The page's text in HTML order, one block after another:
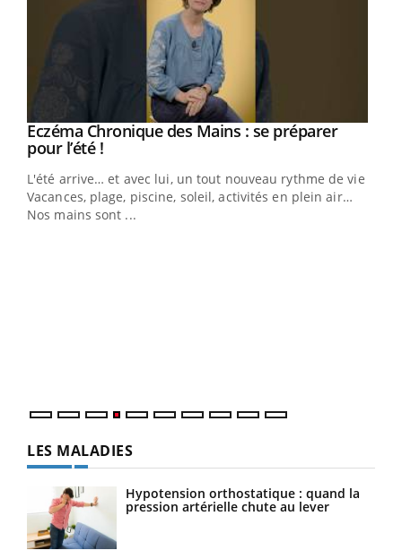
Youtube
Eczéma Chronique des Mains : se préparer
pour l’été !Youtube
L'été arrive… et avec lui, un tout nouveau rythme de vie !
Vacances, plage, piscine, soleil, activités en plein air…
Nos mains sont ...
LES MALADIES
Hypotension orthostatique : quand la
pression artérielle chute au lever